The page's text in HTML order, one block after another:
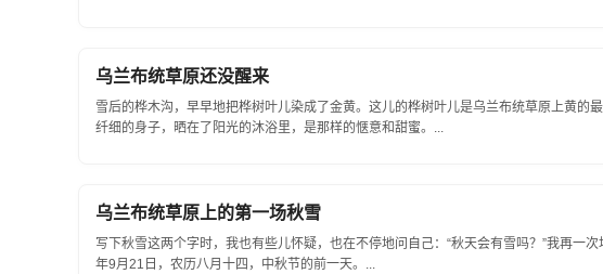
乌兰布统草原还没醒来
雪后的桦木沟，早早地把桦树叶儿染成了金黄。这儿的桦树叶儿是乌兰布统草原上黄的
纤细的身子，晒在了阳光的沐浴里，是那样的惬意和甜蜜。...
乌兰布统草原上的第一场秋雪
写下秋雪这两个字时，我也有些儿怀疑，也在不停地问自己：“秋天会有雪吗？”我再一
年9月21日，农历八月十四，中秋节的前一天。...